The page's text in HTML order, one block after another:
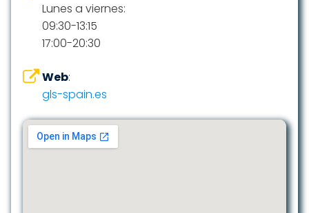
Lunes a viernes:
09:30-13:15
17:00-20:30
Web:
gls-spain.es